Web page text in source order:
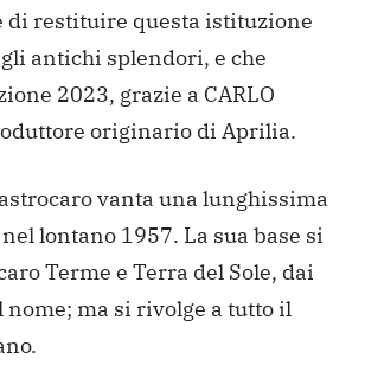
di restituire questa istituzione
antichi splendori, e che
2023, grazie a CARLO
originario di Aprilia.
vanta una lunghissima
lontano 1957. La sua base si
Terme e Terra del Sole, dai
ma si rivolge a tutto il